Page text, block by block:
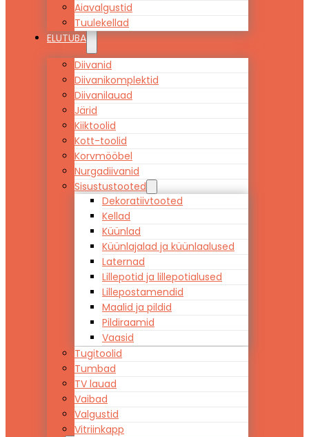
Aiavalgustid
Tuulekellad
ELUTUBA
Diivanid
Diivanikomplektid
Diivanilauad
Järid
Kiiktoolid
Kott-toolid
Korvmööbel
Nurgadiivanid
Sisustustooted
Dekoratiivtooted
Kellad
Küünlad
Küünlajalad ja küünlaalused
Laternad
Lillepotid ja lillepotialused
Lillepostamendid
Maalid ja pildid
Pildiraamid
Vaasid
Tugitoolid
Tumbad
TV lauad
Vaibad
Valgustid
Vitriinkapp